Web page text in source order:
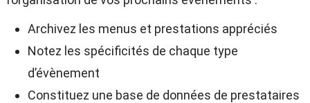
Archivez les menus et prestations appréciés
Notez les spécificités de chaque type
d’évènement
Constituez une base de données de prestataires